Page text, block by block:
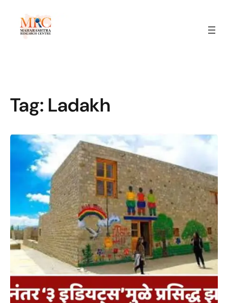
Tag: Ladakh